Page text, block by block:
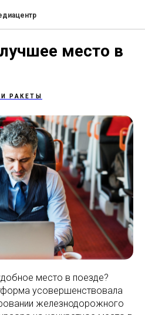
место в
РАКЕТЫ
место в поезде?
усовершенствовала
железнодорожного